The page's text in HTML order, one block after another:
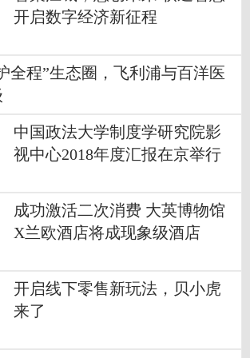
开启数字经济新征程
全程”生态圈，飞利浦与百洋医
中国政法大学制度学研究院影
视中心2018年度汇报在京举行
成功激活二次消费 大英博物馆
X兰欧酒店将成现象级酒店
开启线下零售新玩法，贝小虎
来了